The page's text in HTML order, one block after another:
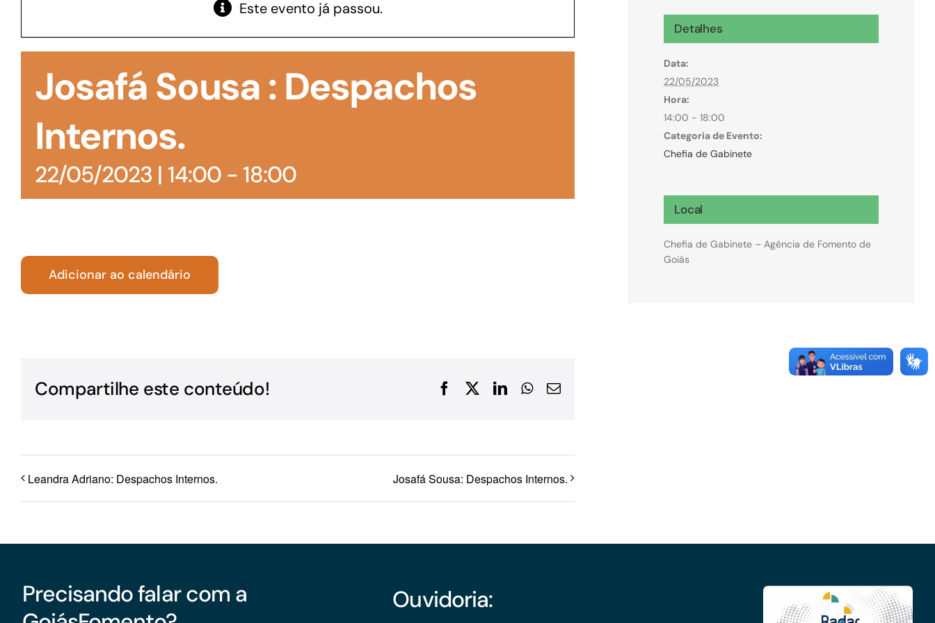
manutenção de estoques e despesas operacionais
realizar obras, dentre outros serviços
Microcrédito
Para MEI, microempresas e pessoas físicas
(feirantes e transportes)
Turismo
Este evento já passou.
Josafá Sousa : Despachos
Internos.
22/05/2023 | 14:00- 18:00
Adicionar ao calendário
Compartilhe este conteúdo! FacebookLinkedInWhatsApp
E-
Leandra Adriano: Despachos Internos. Josafá Sousa: Despachos Internos.
Detalhes
Data:
22/05/2023
Hora:
14:00 - 18:00
Categoria de Evento:
Chefia de Gabinete
Local
Chefia de Gabinete – Agência de Fomento de
Goiás
Precisando falar com a
Ouvidoria: